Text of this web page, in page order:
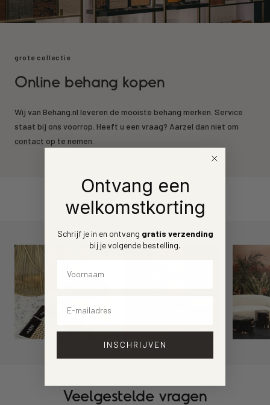
grote collectie
Online behang kopen
Wij van Behang.nl leveren de mooiste behang merken. Service
staat bij ons voorrop. Heeft u een vraag? Aarzel dan niet om
contact op te nemen.
Veelgestelde vragen
Ontvang een
welkomstkorting
Schrijf je in en ontvang gratis verzending
bij je volgende bestelling.
INSCHRIJVEN